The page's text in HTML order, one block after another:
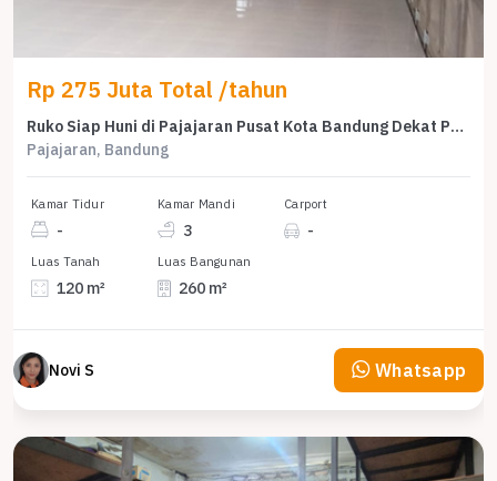
Rp 275 Juta Total /tahun
Ruko Siap Huni di Pajajaran Pusat Kota Bandung Dekat Pasirkaliki
Pajajaran, Bandung
Kamar Tidur
-
Kamar Mandi
3
Carport
-
Luas Tanah
120 m²
Luas Bangunan
260 m²
Novi S Whatsapp